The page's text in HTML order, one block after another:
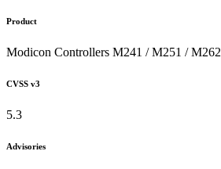
Product
Modicon Controllers M241 / M251 / M262
CVSS v3
5.3
Advisories